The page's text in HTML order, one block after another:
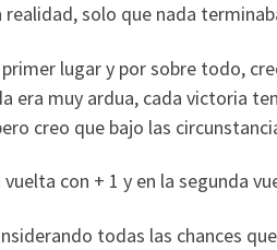
solo que nada
lugar y por sobre todo,
era muy ardua, cada victoria
creo que bajo las
con + 1 y en la segunda
todas las chances